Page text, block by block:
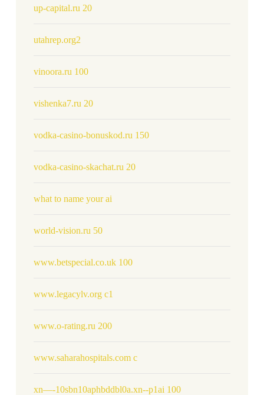
up-capital.ru 20
utahrep.org2
vinoora.ru 100
vishenka7.ru 20
vodka-casino-bonuskod.ru 150
vodka-casino-skachat.ru 20
what to name your ai
world-vision.ru 50
www.betspecial.co.uk 100
www.legacylv.org c1
www.o-rating.ru 200
www.saharahospitals.com c
xn—-10sbn10aphbddbl0a.xn--p1ai 100